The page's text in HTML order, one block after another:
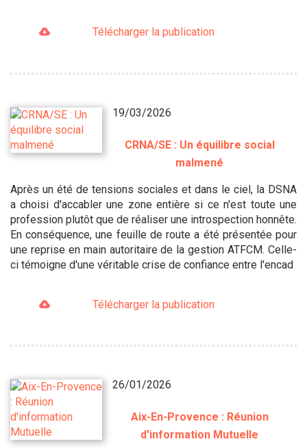
Télécharger la publication
19/03/2026
CRNA/SE : Un équilibre social
malmené
Après un été de tensions sociales et dans le ciel, la DSNA
a choisi d'accabler une zone entière si ce n'est toute une
profession plutôt que de réaliser une introspection honnête.
En conséquence, une feuille de route a été présentée pour
une reprise en main autoritaire de la gestion ATFCM. Celle-
ci témoigne d'une véritable crise de confiance entre l'encad
Télécharger la publication
26/01/2026
Aix-En-Provence : Réunion
d'information Mutuelle